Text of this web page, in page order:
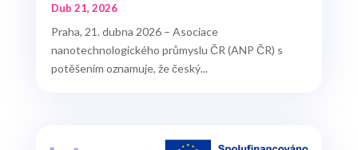
Dub 21, 2026
Praha, 21. dubna 2026 – Asociace
nanotechnologického průmyslu ČR (ANP ČR) s
potěšením oznamuje, že český...